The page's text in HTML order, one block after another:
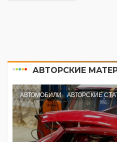
АВТОРСКИЕ
АВТОМОБИЛИ АВТОРСКИЕ